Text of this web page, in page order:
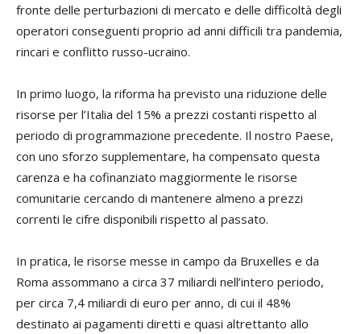
fronte delle perturbazioni di mercato e delle difficoltà degli
operatori conseguenti proprio ad anni difficili tra pandemia,
rincari e conflitto russo-ucraino.
In primo luogo, la riforma ha previsto una riduzione delle
risorse per l’Italia del 15% a prezzi costanti rispetto al
periodo di programmazione precedente. Il nostro Paese,
con uno sforzo supplementare, ha compensato questa
carenza e ha cofinanziato maggiormente le risorse
comunitarie cercando di mantenere almeno a prezzi
correnti le cifre disponibili rispetto al passato.
In pratica, le risorse messe in campo da Bruxelles e da
Roma assommano a circa 37 miliardi nell’intero periodo,
per circa 7,4 miliardi di euro per anno, di cui il 48%
destinato ai pagamenti diretti e quasi altrettanto allo